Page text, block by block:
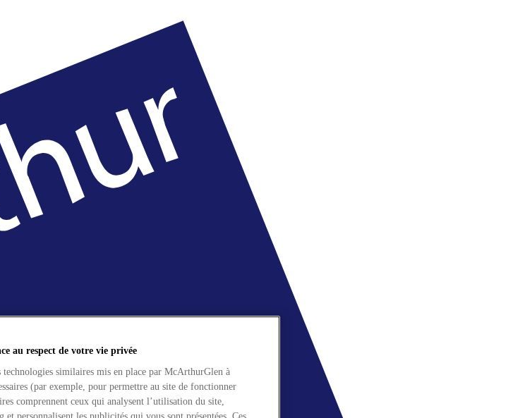
au respect de votre vie privée
similaires mis en place par McArthurGlen à
(par exemple, pour permettre au site de fonctionner
comprennent ceux qui analysent l’utilisation du site,